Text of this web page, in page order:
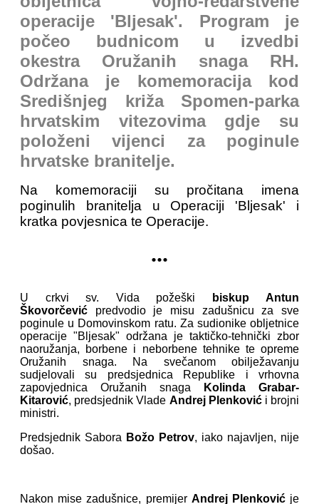
operacije 'Bljesak'. Program je
počeo budnicom u izvedbi
okestra Oružanih snaga RH.
Održana je komemoracija kod
Središnjeg križa Spomen-parka
hrvatskim vitezovima gdje su
položeni vijenci za poginule
hrvatske branitelje.
Na komemoraciji su pročitana imena
poginulih branitelja u Operaciji 'Bljesak' i
kratka povjesnica te Operacije.
...
U crkvi sv. Vida požeški
biskup Antun
Škovorčević predvodio je misu zadušnicu za sve
poginule u Domovinskom ratu. Za sudionike obljetnice
operacije "Bljesak" održana je taktičko-tehnički zbor
naoružanja, borbene i neborbene tehnike te opreme
Oružanih snaga. Na svečanom obilježavanju
sudjelovali su predsjednica Republike i vrhovna
zapovjednica Oružanih snaga
Kolinda Grabar-
Kitarović, predsjednik Vlade Andrej Plenkovići brojni
ministri.
Predsjednik Sabora Božo Petrov, iako najavljen, nije
došao.
Nakon mise zadušnice, premijer Andrej Plenkovićje